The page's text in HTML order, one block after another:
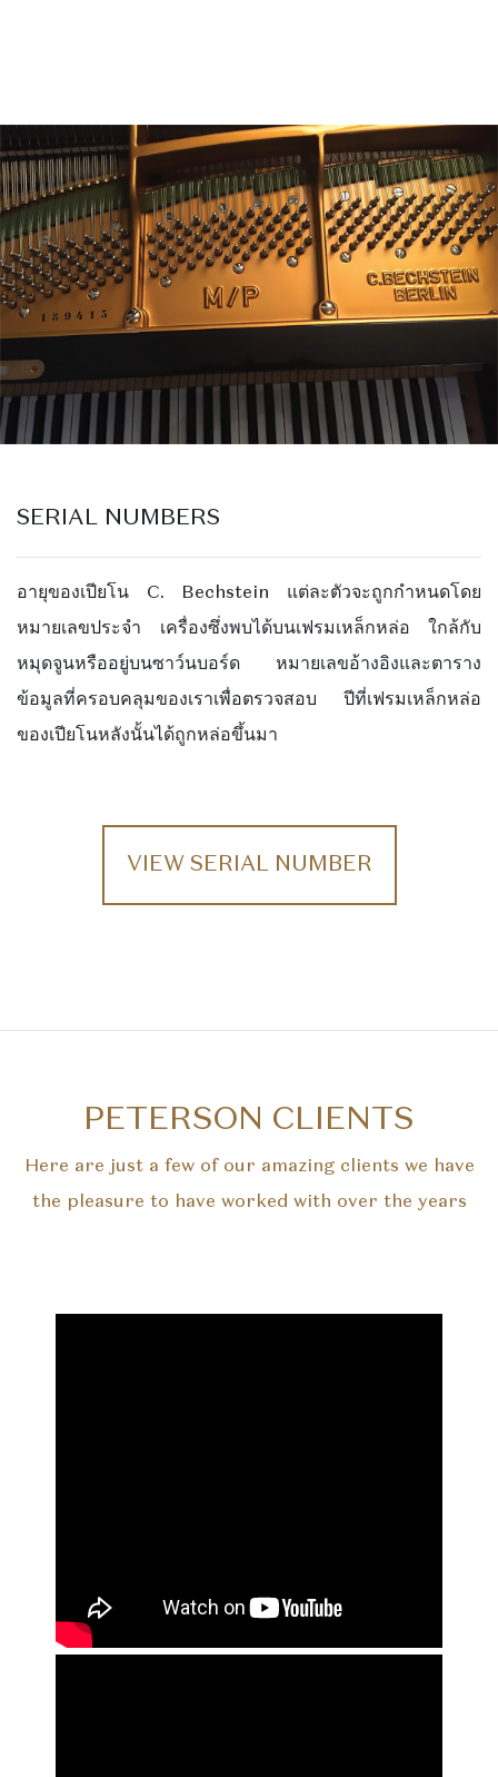
SERIAL NUMBERS
อายุของเปียโน C. Bechstein แต่ละตัวจะถูกกำหนดโดย
หมายเลขประจำ เครื่องซึ่งพบได้บนเฟรมเหล็กหล่อ ใกล้กับ
หมุดจูนหรืออยู่บนซาว์นบอร์ด หมายเลขอ้างอิงและตาราง
ข้อมูลที่ครอบคลุมของเราเพื่อตรวจสอบ ปีที่เฟรมเหล็กหล่อ
ของเปียโนหลังนั้นได้ถูกหล่อขึ้นมา
VIEW SERIAL NUMBER
PETERSON CLIENTS
Here are just a few of our amazing clients we have
the pleasure to have worked with over the years